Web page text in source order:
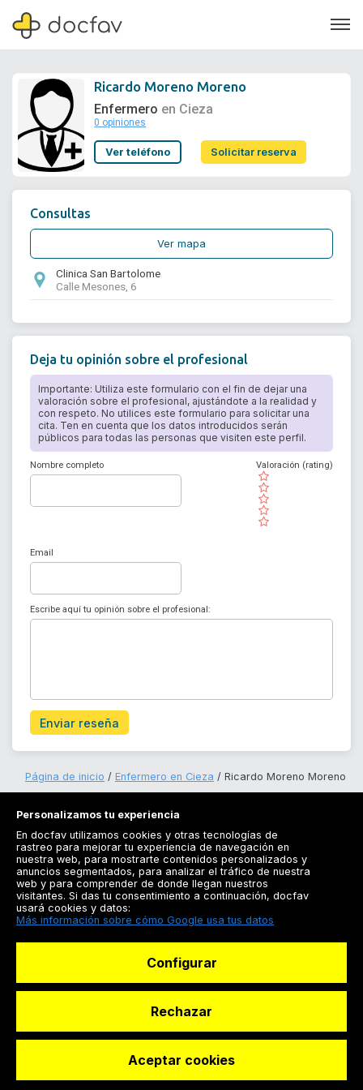
Soporte
Ricardo Moreno Moreno
Enfermero en Cieza
0 opiniones
Ver teléfono Solicitar reserva
Solicitar reserva
Consultas
Ver mapa
Clinica San Bartolome
Calle Mesones, 6
Deja tu opinión sobre el profesional
Importante: Utiliza este formulario con el fin de dejar una
valoración sobre el profesional, ajustándote a la realidad y
con respeto. No utilices este formulario para solicitar una
cita. Ten en cuenta que los datos introducidos serán
públicos para todas las personas que visiten este perfil.
Nombre completo
( )
( )
( )
( )
( )
Valoración (rating)
Email
Escribe aquí tu opinión sobre el profesional:
Enviar reseña
Página de inicio Enfermero en Cieza Ricardo Moreno Moreno
Registrarse
Docfav
© Dashboard Technologies S.L
Personalizamos tu experiencia
En docfav utilizamos cookies y otras tecnologías de
rastreo para mejorar tu experiencia de navegación en
nuestra web, para mostrarte contenidos personalizados y
anuncios segmentados, para analizar el tráfico de nuestra
web y para comprender de donde llegan nuestros
visitantes. Si das tu consentimiento a continuación, docfav
usará cookies y datos:
Más información sobre cómo Google usa tus datos
Configurar
Rechazar
Aceptar cookies